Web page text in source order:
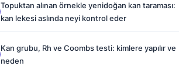
Topuktan alınan örnekle yenidoğan kan taraması:
kan lekesi aslında neyi kontrol eder
Kan grubu, Rh ve Coombs testi: kimlere yapılır ve
neden